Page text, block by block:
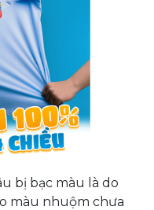
bị bạc màu là do
màu nhuộm chưa